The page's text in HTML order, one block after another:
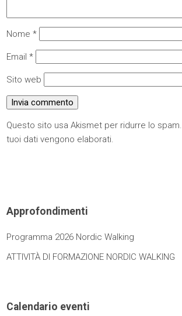
Nome*
Email*
Sito web
Questo sito usa Akismet per ridurre lo spam.
tuoi dati vengono elaborati.
Approfondimenti
Programma 2026 Nordic Walking
ATTIVITÀ DI FORMAZIONE NORDIC WALKING
Calendario eventi